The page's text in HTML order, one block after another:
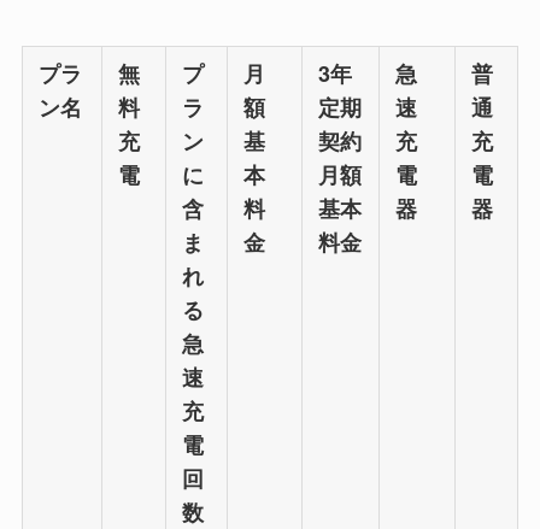
プラ
ン名
無
料
充
電
プ
ラ
ン
に
含
ま
れ
る
急
速
充
電
回
数
月
額
基
本
料
金
3年
定期
契約
月額
基本
料金
急
速
充
電
器
普
通
充
電
器